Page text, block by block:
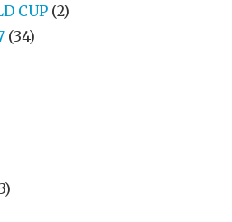
CUP (2)
(34)